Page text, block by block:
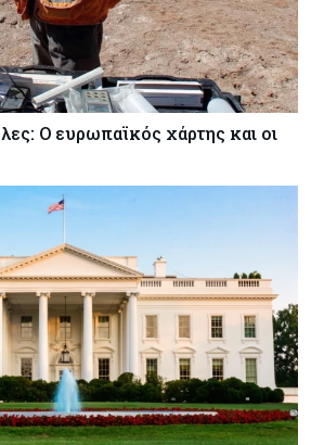
Ο ευρωπαϊκός χάρτης και οι